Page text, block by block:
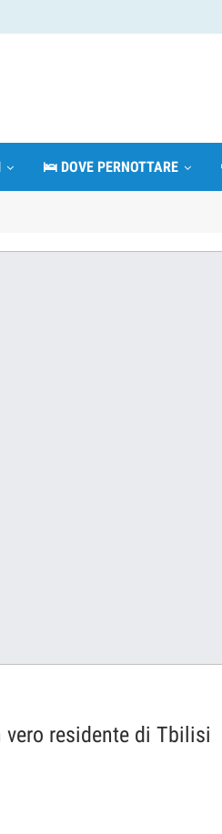
🛌 DOVE PERNOTTARE
residente di Tbilisi